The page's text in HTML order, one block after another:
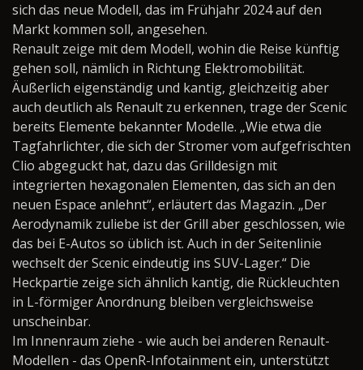
sich das neue Modell, das im Frühjahr 2024 auf den
Markt kommen soll, angesehen.
Renault zeige mit dem Modell, wohin die Reise künftig
gehen soll, nämlich in Richtung Elektromobilität.
Äußerlich eigenständig und kantig, gleichzeitig aber
auch deutlich als Renault zu erkennen, trage der Scenic
bereits Elemente bekannter Modelle. „Wie etwa die
Tagfahrlichter, die sich der Stromer vom aufgefrischten
Clio abgeguckt hat, dazu das Grilldesign mit
integrierten hexagonalen Elementen, das sich an den
neuen Espace anlehnt“, erläutert das Magazin. „Der
Aerodynamik zuliebe ist der Grill aber geschlossen, wie
das bei E-Autos so üblich ist. Auch in der Seitenlinie
wechselt der Scenic eindeutig ins SUV-Lager.“ Die
Heckpartie zeige sich ähnlich kantig, die Rückleuchten
in L-förmiger Anordnung bleiben vergleichsweise
unscheinbar.
Im Innenraum ziehe - wie auch bei anderen Renault-
Modellen - das OpenR-Infotainment ein, unterstützt